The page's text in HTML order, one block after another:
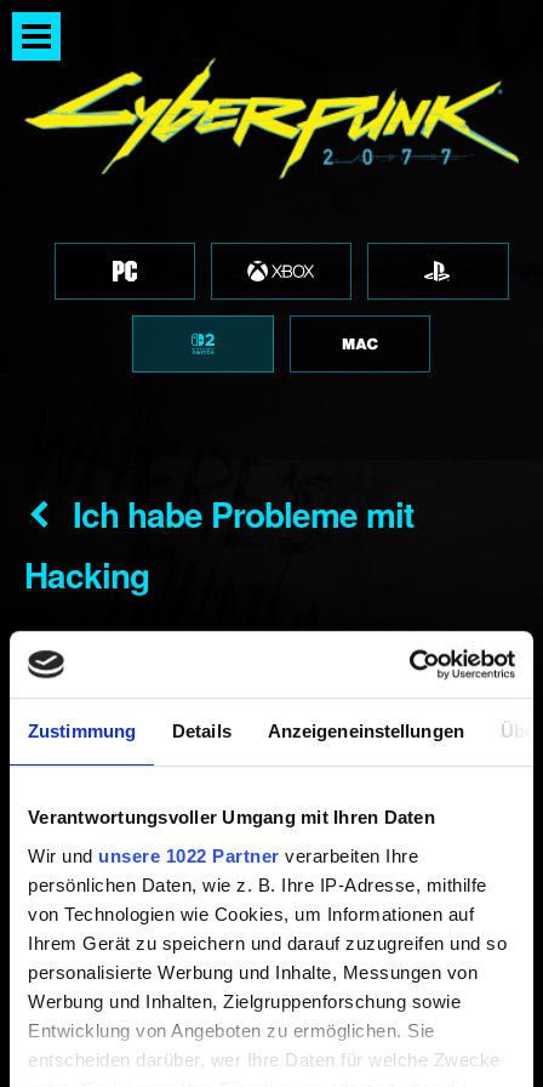
Zustimmung Details Anzeigeneinstellungen
Verantwortungsvoller Umgang mit Ihren Daten
Wir und unsere 1022 Partner verarbeiten Ihre
persönlichen Daten, wie z. B. Ihre IP-Adresse, mithilfe
von Technologien wie Cookies, um Informationen auf
Ihrem Gerät zu speichern und darauf zuzugreifen und so
personalisierte Werbung und Inhalte, Messungen von
Werbung und Inhalten, Zielgruppenforschung sowie
Entwicklung von Angeboten zu ermöglichen. Sie
entscheiden darüber, wer Ihre Daten für welche Zwecke
Ich habe Probleme mit
Hacking
Erstellt vor 5 Jahren Aktualisiert vor 4 Monaten
Versuchen Sie diehierbeschriebene Fehlerbehebung,
bevor Sie Probleme mit dem Spiel melden.
bitte über die SchaltflächeKontakt aufnehmenunten
und geben Sie die folgenden Informationen an:
Schritte zum Reproduzieren des Problems.
Video oder Screenshot des Problems (Anhang oder
Link).